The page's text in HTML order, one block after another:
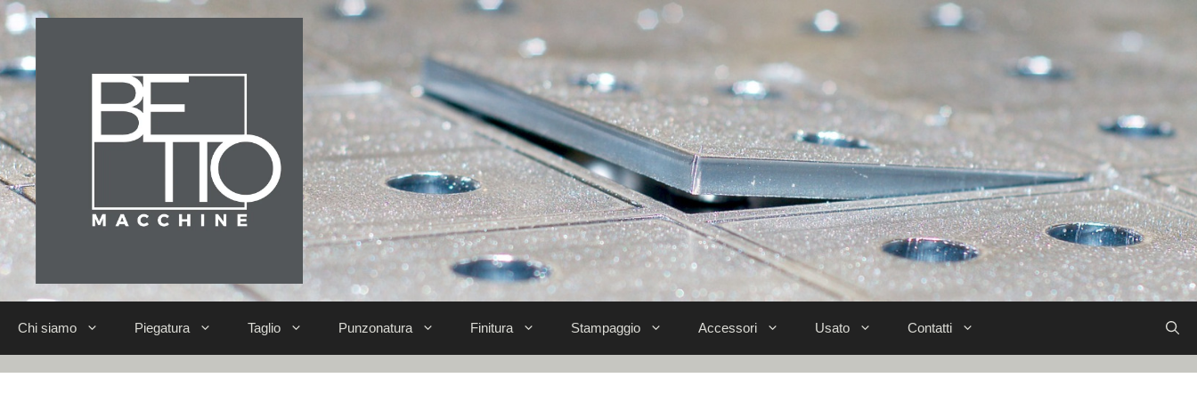
Chi siamo Piegatura Taglio Punzonatura Finitura Stampaggio Accessori Usato Contatti